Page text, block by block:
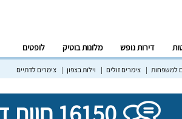
דירות נופש מלונות בוטיק לופטים
למשפחות צימרים זולים וילות בצפון צימרים לדתיים